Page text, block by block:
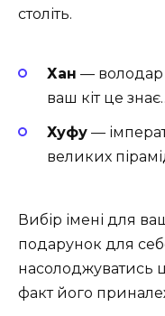
століть.
Хан — володар
ваш кіт це
Хуфу —
великих
Вибір імені для
подарунок для
насолоджуватись
факт його